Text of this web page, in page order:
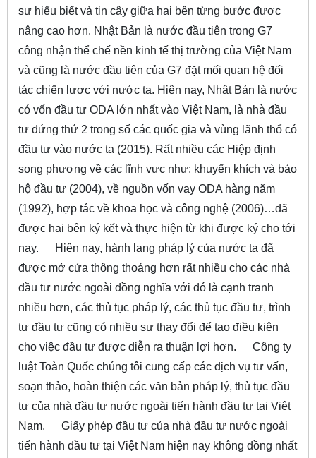
sự hiểu biết và tin cậy giữa hai bên từng bước được
nâng cao hơn. Nhật Bản là nước đầu tiên trong G7
công nhận thể chế nền kinh tế thị trường của Việt Nam
và cũng là nước đầu tiên của G7 đặt mối quan hệ đối
tác chiến lược với nước ta. Hiện nay, Nhật Bản là nước
có vốn đầu tư ODA lớn nhất vào Việt Nam, là nhà đầu
tư đứng thứ 2 trong số các quốc gia và vùng lãnh thổ có
đầu tư vào nước ta (2015). Rất nhiều các Hiệp định
song phương về các lĩnh vực như: khuyến khích và bảo
hộ đầu tư (2004), về nguồn vốn vay ODA hàng năm
(1992), hợp tác về khoa học và công nghệ (2006)…đã
được hai bên ký kết và thực hiện từ khi được ký cho tới
nay.
Hiện nay, hành lang pháp lý của nước ta đã
được mở cửa thông thoáng hơn rất nhiều cho các nhà
đầu tư nước ngoài đồng nghĩa với đó là cạnh tranh
nhiều hơn, các thủ tục pháp lý, các thủ tục đầu tư, trình
tự đầu tư cũng có nhiều sự thay đổi để tạo điều kiện
cho việc đầu tư được diễn ra thuận lợi hơn.
Công ty
luật Toàn Quốc chúng tôi cung cấp các dịch vụ tư vấn,
soạn thảo, hoàn thiện các văn bản pháp lý, thủ tục đầu
tư của nhà đầu tư nước ngoài tiến hành đầu tư tại Việt
Nam.
Giấy phép đầu tư của nhà đầu tư nước ngoài
tiến hành đầu tư tại Việt Nam hiện nay không đồng nhất